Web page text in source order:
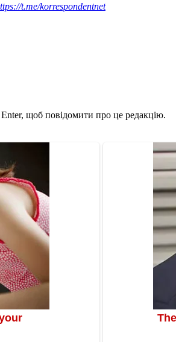
t.me/korrespondentnet
щоб повідомити про це редакцію.